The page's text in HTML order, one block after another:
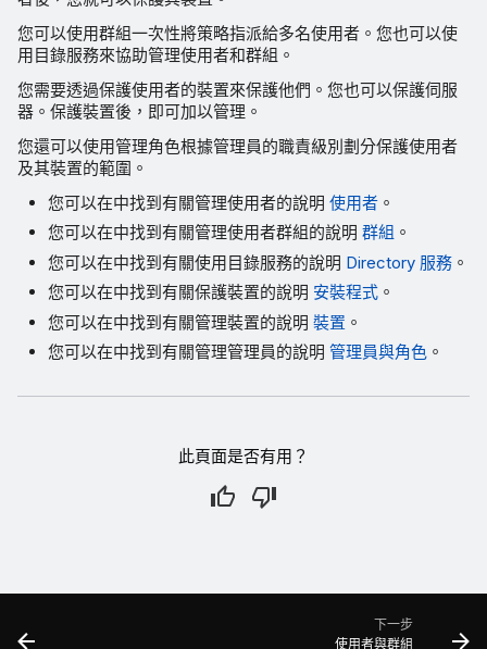
Português
您可以使用群組一次性將策略指派給多名使用者。您也可以使
用目錄服務來協助管理使用者和群組。
您需要透過保護使用者的裝置來保護他們。您也可以保護伺服
器。保護裝置後，即可加以管理。
您還可以使用管理角色根據管理員的職責級別劃分保護使用者
及其裝置的範圍。
您可以在中找到有關管理使用者的說明使用者 。
您可以在中找到有關管理使用者群組的說明群組 。
您可以在中找到有關使用目錄服務的說明 Directory 服務 。
您可以在中找到有關保護裝置的說明 安裝程式 。
您可以在中找到有關管理裝置的說明裝置 。
您可以在中找到有關管理管理員的說明管理員與角色 。
此頁面是否有用？
下一步
使用者與群組